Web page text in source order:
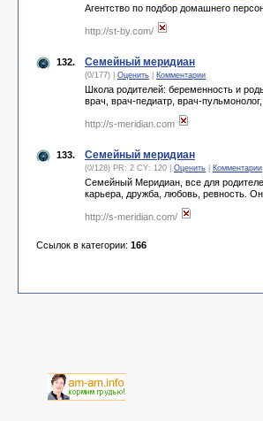
Агентство по подбор домашнего
http://st-by.com/
132. Семейный меридиан
(0/177) | Оценить Комментарии
Школа родителей: беременность и
врач, врач-педиатр, врач-
http://s-meridian.com
133. Семейный меридиан
(0/128) PR: 2 CY: 120 | Оценить Комментарии
Семейный Меридиан, все для
карьера, дружба, любовь, ревность.
http://s-meridian.com/
Ссылок в категории: 166